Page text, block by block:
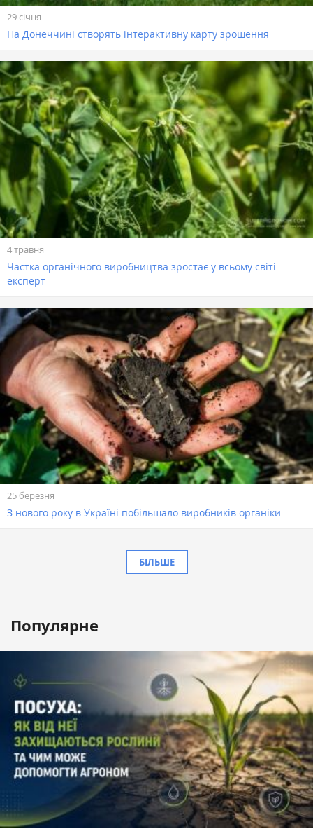
29 січня
На Донеччині створять інтерактивну карту зрошення
4 травня
Частка органічного виробництва зростає у всьому світі —
експерт
25 березня
З нового року в Україні побільшало виробників органіки
БІЛЬШЕ
Популярне